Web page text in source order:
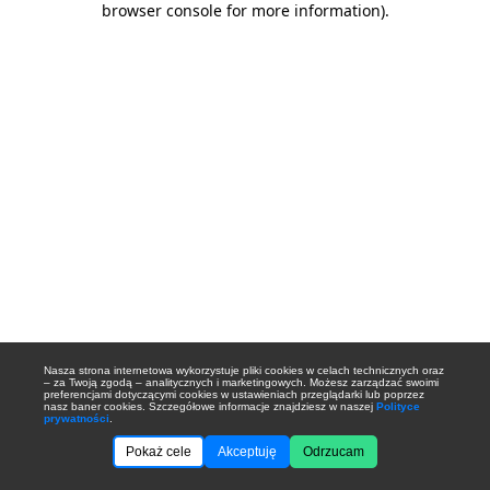
Nasza strona internetowa wykorzystuje pliki cookies w celach technicznych oraz
– za Twoją zgodą – analitycznych i marketingowych. Możesz zarządzać swoimi
preferencjami dotyczącymi cookies w ustawieniach przeglądarki lub poprzez
nasz baner cookies. Szczegółowe informacje znajdziesz w naszej Polityce
prywatności
Pokaż cele Akceptuję Odrzucam
browser console for more information).